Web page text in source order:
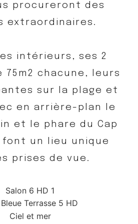
procureront des
extraordinaires.
intérieurs, ses 2
75m2 chacune, leurs
sur la plage et
en arrière-plan le
et le phare du Cap
font un lieu unique
prises de vue.